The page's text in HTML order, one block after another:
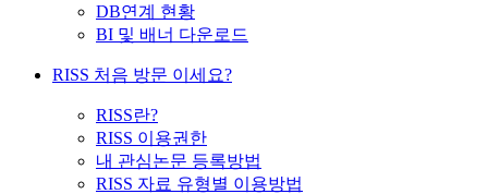
DB연계 현황
BI 및 배너 다운로드
RISS 처음 방문 이세요?
RISS란?
RISS 이용권한
내 관심논문 등록방법
RISS 자료 유형별 이용방법